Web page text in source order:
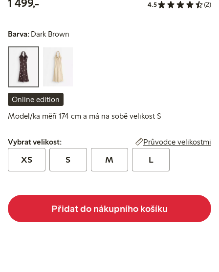
4.5 (2)
Barva: Dark Brown
Online edition
Model/ka měří 174 cm a má na sobě velikost S
Vybrat velikost:
Vybrat velikost: Průvodce velikostmi
XS S M L
Přidat do nákupního košíku